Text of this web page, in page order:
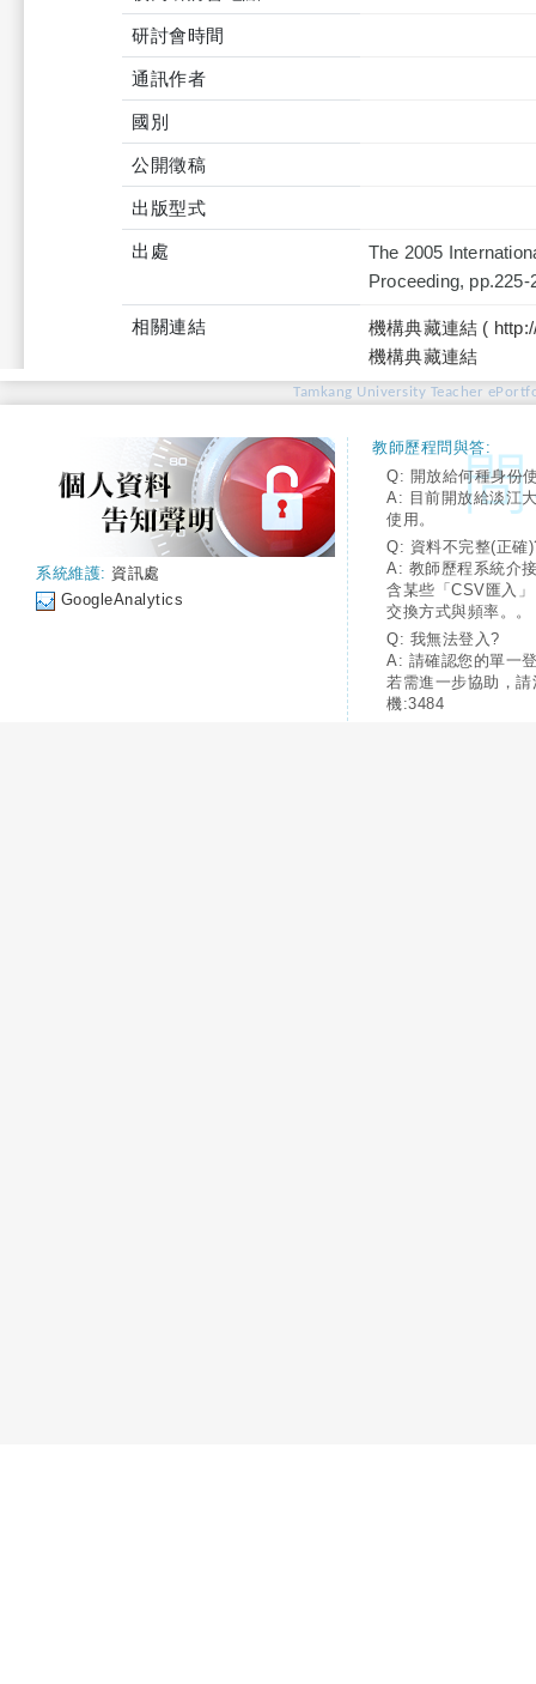
研討會時間
通訊作者
國別
公開徵稿
出版型式
出處
The 2005
Proceeding, pp.225-
相關連結
機構典藏連結 (
機構典藏連結
Tamkang University Teacher
系統維護: 資訊處
GoogleAnalytics
教師歷程問與答:
Q: 開放給何種身份
A: 目前開放給淡江
使用。
Q: 資料不完整(正確
A: 教師歷程系統介
含某些「CSV匯入
交換方式與頻率。。
Q: 我無法登入?
A: 請確認您的單一
若需進一步協助，
機:3484